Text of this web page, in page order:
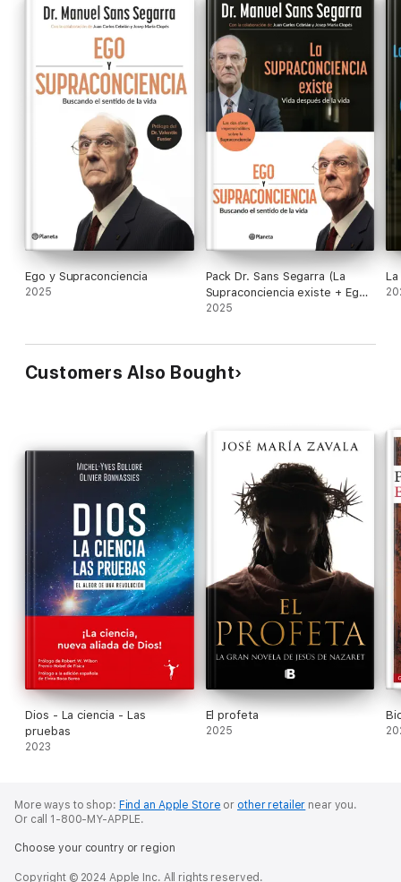
Ego y Supraconciencia
2025
Pack Dr. Sans Segarra (La
Supraconciencia existe + Ego
y Supraconciencia)
2025
Customers Also Bought
Dios - La ciencia - Las
pruebas
2023
El profeta
2025
More ways to shop: Find an Apple Store or other retailer near you.
Or call 1-800-MY-APPLE.
Choose your country or region
Copyright © 2024 Apple Inc. All rights reserved.